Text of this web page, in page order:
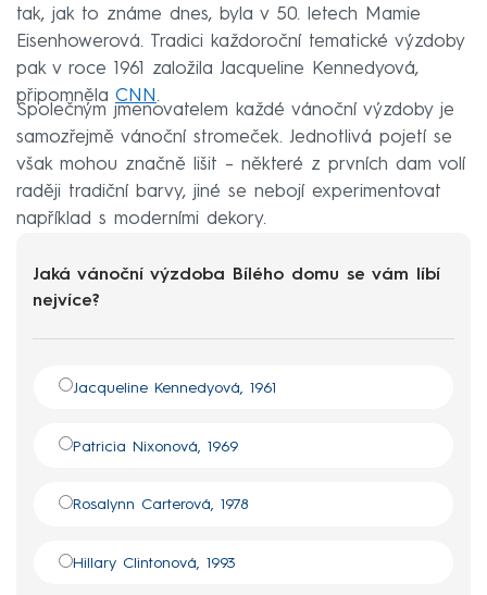
tak, jak to známe dnes, byla v 50. letech Mamie
Eisenhowerová. Tradici každoroční tematické výzdoby
pak v roce 1961 založila Jacqueline Kennedyová,
připomněla CNN.
Společným jmenovatelem každé vánoční výzdoby je
samozřejmě vánoční stromeček. Jednotlivá pojetí se
však mohou značně lišit – některé z prvních dam volí
raději tradiční barvy, jiné se nebojí experimentovat
například s moderními dekory.
Jaká vánoční výzdoba Bílého domu se vám líbí
nejvíce?
Jacqueline Kennedyová, 1961
Patricia Nixonová, 1969
Rosalynn Carterová, 1978
Hillary Clintonová, 1993